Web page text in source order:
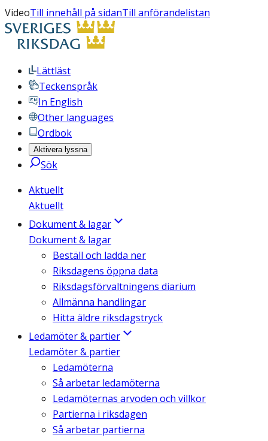
VideoTill innehåll på sidanTill anförandelistan
Lättläst
Teckenspråk
In English
Other languages
Ordbok
Aktivera lyssna
Sök
Aktuellt
Aktuellt
Dokument & lagar
Dokument & lagar
Beställ och ladda ner
Riksdagens öppna data
Riksdagsförvaltningens diarium
Allmänna handlingar
Hitta äldre riksdagstryck
Ledamöter & partier
Ledamöter & partier
Ledamöterna
Så arbetar ledamöterna
Ledamöternas arvoden och villkor
Partierna i riksdagen
Så arbetar partierna